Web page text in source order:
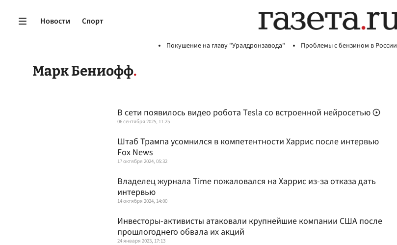
Новости Спорт
Покушение на главу "Уралдронзавода" Проблемы с бензином в России
Марк Бениофф
В сети появилось видео робота Tesla со встроенной нейросетью
06 сентября 2025, 11:25
Штаб Трампа усомнился в компетентности Харрис после интервью
Fox News
17 октября 2024, 05:32
Владелец журнала Time пожаловался на Харрис из-за отказа дать
интервью
14 октября 2024, 14:00
Инвесторы-активисты атаковали крупнейшие компании США после
прошлогоднего обвала их акций
24 января 2023, 17:13